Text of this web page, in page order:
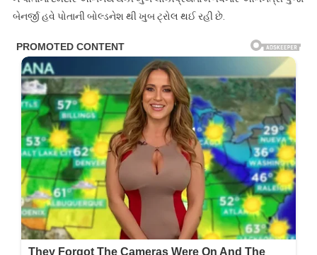
બેનર્જી હવે પોતાની બોલ્ડનેશ થી ખુબ ટ્રોલ થઈ રહી છે.